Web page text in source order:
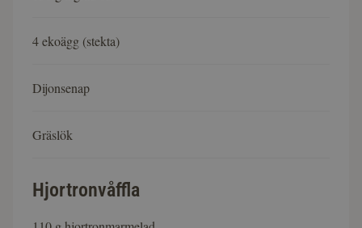
4 ekoägg (stekta)
Dijonsenap
Gräslök
Hjortronvåffla